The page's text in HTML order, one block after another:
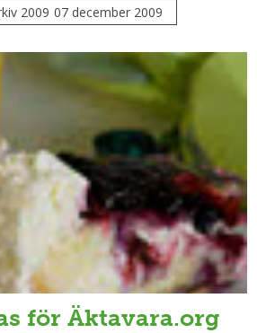
2009 07 december 2009
för Äktavara.org